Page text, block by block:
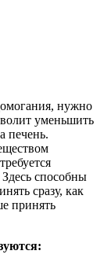
нужно
уменьшить
печень.
способны
сразу, как
принять